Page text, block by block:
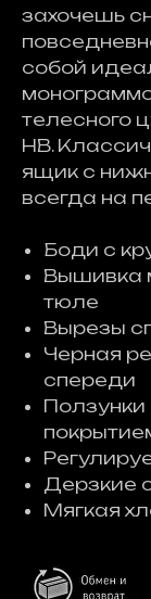
захочешь
собой
телесного
HB.
ящик с
всегда на
Боди с
Вышивка
тюле
Вырезы
Черная
спереди
Ползунки
Дерзкие
Мягкая